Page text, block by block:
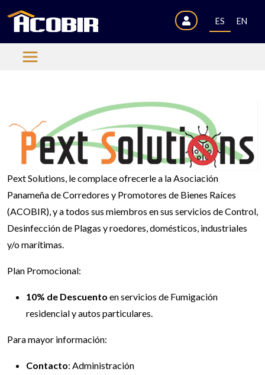
ES EN
Pext Solutions, le complace ofrecerle a la Asociación
Panameña de Corredores y Promotores de Bienes Raíces
(ACOBIR), y a todos sus miembros en sus servicios de Control,
Desinfección de Plagas y roedores, domésticos, industriales
y/o marítimas.
Plan Promocional:
10% de Descuento en servicios de Fumigación
residencial y autos particulares.
Para mayor información:
Contacto: Administración